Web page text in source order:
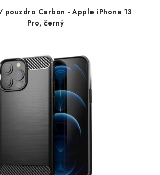
Carbon - Apple iPhone 13
Pro, černý